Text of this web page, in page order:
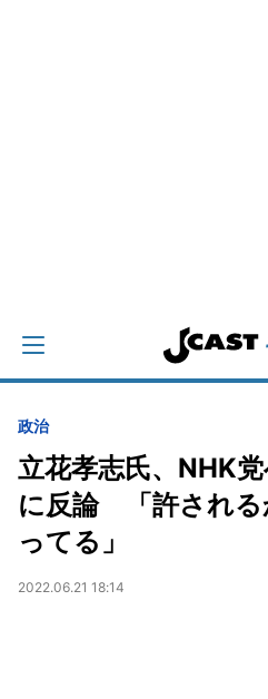
政治
立花孝志氏、NHK
に反論 「許される
ってる」
2022.06.21 18:14